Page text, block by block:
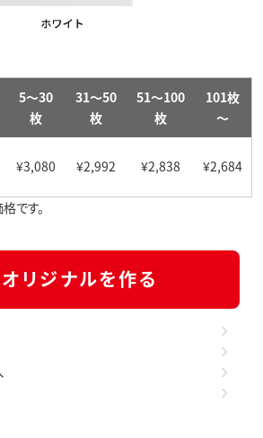
5～30
枚
31～50
枚
51～100
枚
101枚
～
¥3,080 ¥2,992 ¥2,838 ¥2,684
です。
オリジナルを作る